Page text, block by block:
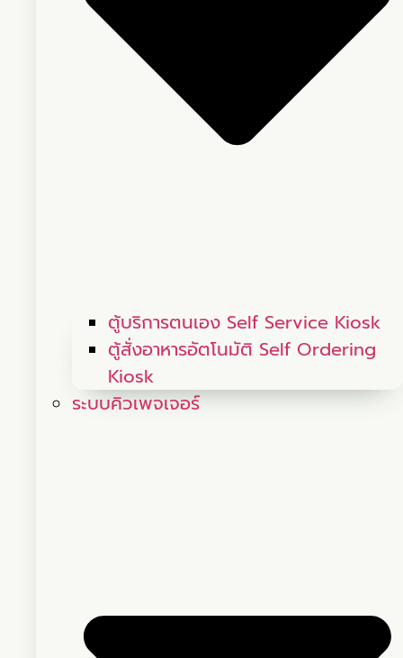
ตู้บริการตนเอง Self Service Kiosk
ตู้สั่งอาหารอัตโนมัติ Self Ordering
Kiosk
ระบบคิวเพจเจอร์